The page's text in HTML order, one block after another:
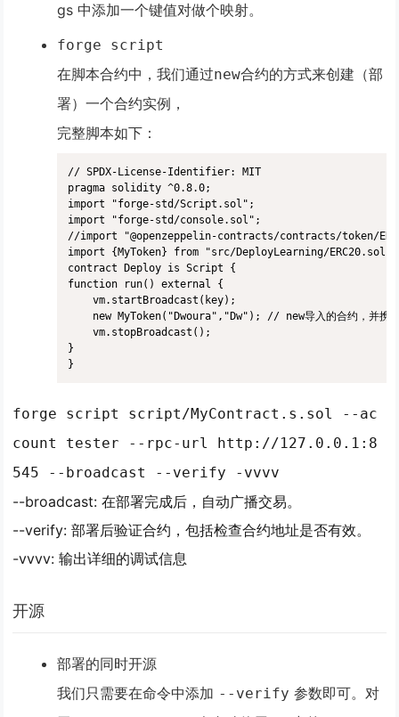
gs 中添加一个键值对做个映射。
forge script
在脚本合约中，我们通过new合约的方式来创建（部
署）一个合约实例，
完整脚本如下：
// SPDX-License-Identifier: MIT
pragma solidity ^0.8.0;
import "forge-std/Script.sol";
import "forge-std/console.sol";
//import "@openzeppelin-contracts/contracts/token/
import {MyToken} from "src/DeployLearning/ERC20.sol";
contract Deploy is Script {
function run() external {
    vm.startBroadcast(key);
new MyToken("Dwoura","Dw"); // new导入的合约，并携
    vm.stopBroadcast();
}
}
forge script script/MyContract.s.sol --ac
count tester --rpc-url http://127.0.0.1:8
545 --broadcast --verify -vvvv
--broadcast: 在部署完成后，自动广播交易。
--verify: 部署后验证合约，包括检查合约地址是否有效。
-vvvv: 输出详细的调试信息
开源
部署的同时开源
我们只需要在命令中添加 --verify 参数即可。对